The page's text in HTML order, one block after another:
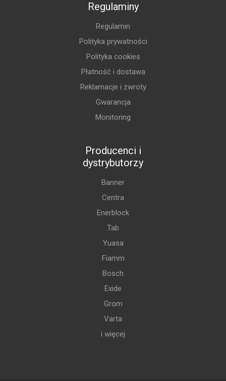
Regulaminy
Regulamin
Polityka prywatności
Polityka cookies
Płatność i dostawa
Reklamacje i zwroty
Gwarancja
Monitoring
Producenci i
dystrybutorzy
Banner
Centra
Enerblock
Tab
Yuasa
Fiamm
Bosch
Exide
Grom
Varta
i więcej